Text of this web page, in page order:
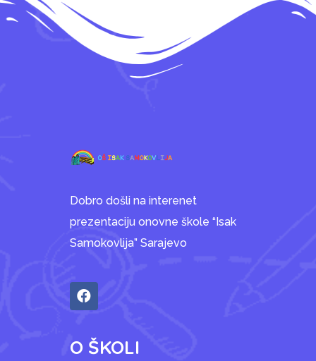
Dobro došli na interenet
prezentaciju onovne škole “Isak
Samokovlija” Sarajevo
O ŠKOLI